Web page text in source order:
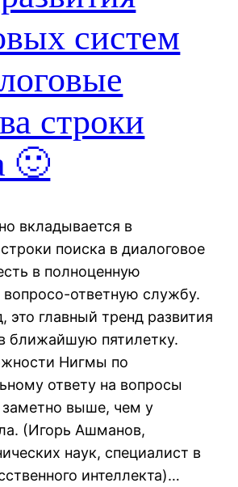
систем
строки
🙂
вкладывается в
поиска в диалоговое
в полноценную
ответную службу.
это главный тренд развития
ближайшую пятилетку.
Нигмы по
ответу на вопросы
заметно выше, чем у
(Игорь Ашманов,
наук, специалист в
интеллекта)…